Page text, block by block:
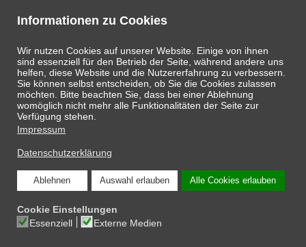
Informationen zu Cookies
Wir nutzen Cookies auf unserer Website. Einige von ihnen
sind essenziell für den Betrieb der Seite, während andere uns
helfen, diese Website und die Nutzererfahrung zu verbessern.
Sie können selbst entscheiden, ob Sie die Cookies zulassen
möchten. Bitte beachten Sie, dass bei einer Ablehnung
womöglich nicht mehr alle Funktionalitäten der Seite zur
Verfügung stehen.
Impressum
Datenschutzerklärung
Ablehnen Auswahl erlauben Alle Cookies erlauben
Cookie Einstellungen
Essenziell
Externe Medien
Geschenkideen & Partner
Heute istAugust 6, 2026 13:05:53Uhr
COPYRIGHT © 2026 ONLINE-MAGAZIN SCHNAPPEN.AT: DIE INTERESSANTEN